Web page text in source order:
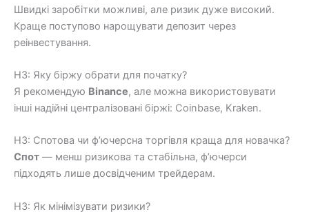
Швидкі заробітки можливі, але ризик дуже високий.
Краще поступово нарощувати депозит через
реінвестування.
H3: Яку біржу обрати для початку?
Я рекомендую Binance, але можна використовувати
інші надійні централізовані біржі: Coinbase, Kraken.
H3: Спотова чи ф’ючерсна торгівля краща для новачка?
Спот — менш ризикова та стабільна, ф’ючерси
підходять лише досвідченим трейдерам.
H3: Як мінімізувати ризики?